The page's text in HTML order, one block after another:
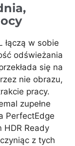
łączą w sobie
odświeżania
się na
nie obrazu,
pracy.
zupełne
PerfectEdge
Ready
z tych